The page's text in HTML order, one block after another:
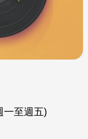
一至週五)